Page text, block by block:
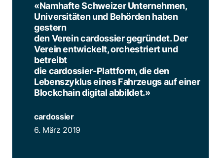
«Namhafte Schweizer Unternehmen,
Universitäten und Behörden haben
gestern
den Verein cardossier gegründet. Der
Verein entwickelt, orchestriert und
betreibt
die cardossier-Plattform, die den
Lebenszyklus eines Fahrzeugs auf einer
Blockchain digital abbildet.»
cardossier
6. März 2019